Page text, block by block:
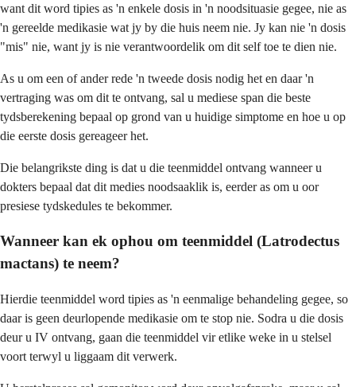
want dit word tipies as 'n enkele dosis in 'n noodsituasie gegee, nie as
'n gereelde medikasie wat jy by die huis neem nie. Jy kan nie 'n dosis
"mis" nie, want jy is nie verantwoordelik om dit self toe te dien nie.
As u om een of ander rede 'n tweede dosis nodig het en daar 'n
vertraging was om dit te ontvang, sal u mediese span die beste
tydsberekening bepaal op grond van u huidige simptome en hoe u op
die eerste dosis gereageer het.
Die belangrikste ding is dat u die teenmiddel ontvang wanneer u
dokters bepaal dat dit medies noodsaaklik is, eerder as om u oor
presiese tydskedules te bekommer.
Wanneer kan ek ophou om teenmiddel (Latrodectus
mactans) te neem?
Hierdie teenmiddel word tipies as 'n eenmalige behandeling gegee, so
daar is geen deurlopende medikasie om te stop nie. Sodra u die dosis
deur u IV ontvang, gaan die teenmiddel vir etlike weke in u stelsel
voort terwyl u liggaam dit verwerk.